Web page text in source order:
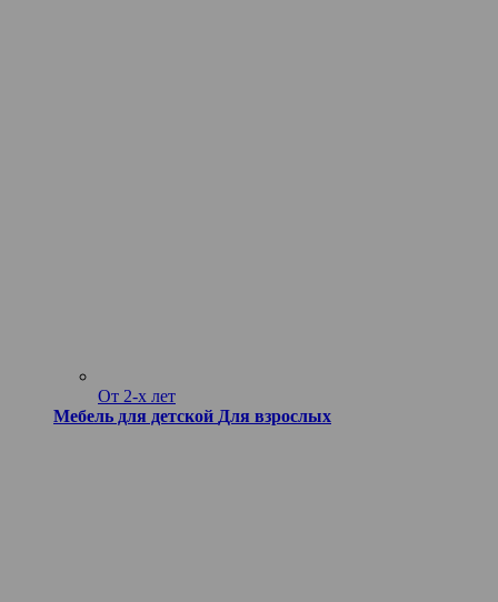
От 2-х лет
Мебель для детской Для взрослых